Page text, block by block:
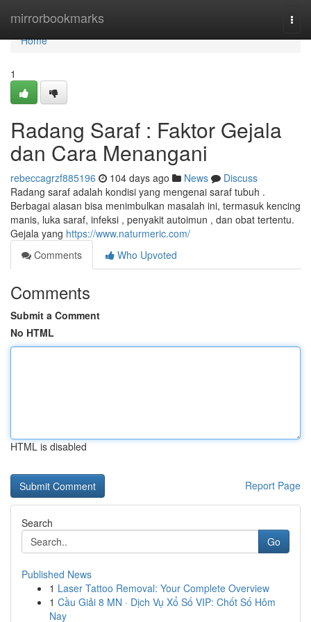
mirrorbookmarks
Home
Home
1
Radang Saraf : Faktor Gejala
dan Cara Menangani
rebeccagrzf885196 104 days ago News
Discuss
Radang saraf adalah kondisi yang mengenai saraf tubuh .
Berbagai alasan bisa menimbulkan masalah ini, termasuk kencing
manis, luka saraf, infeksi , penyakit autoimun , dan obat tertentu.
Gejala yang https://www.naturmeric.com/
Comments
Who Upvoted
Comments
Submit a Comment
No HTML
HTML is disabled
Report Page
Search
Go
Published News
1 Laser Tattoo Removal: Your Complete Overview
1 Cầu Giải 8 MN · Dịch Vụ Xổ Số VIP: Chốt Số Hôm
Nay